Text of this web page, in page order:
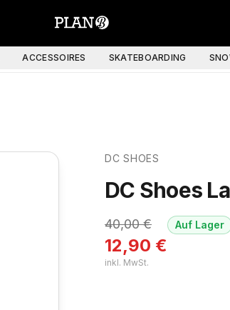
ACCESSOIRES SKATEBOARDING
DC SHOES
DC Shoes
40,00€
12,90 €
inkl. MwSt.
Auf Lager